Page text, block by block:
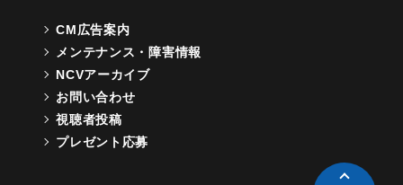
CM広告案内
メンテナンス・障害情報
NCVアーカイブ
お問い合わせ
視聴者投稿
プレゼント応募